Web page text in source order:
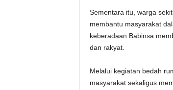
Sementara itu, warga
membantu masyarakat
keberadaan Babinsa
dan rakyat.
Melalui kegiatan bedah
masyarakat sekaligus